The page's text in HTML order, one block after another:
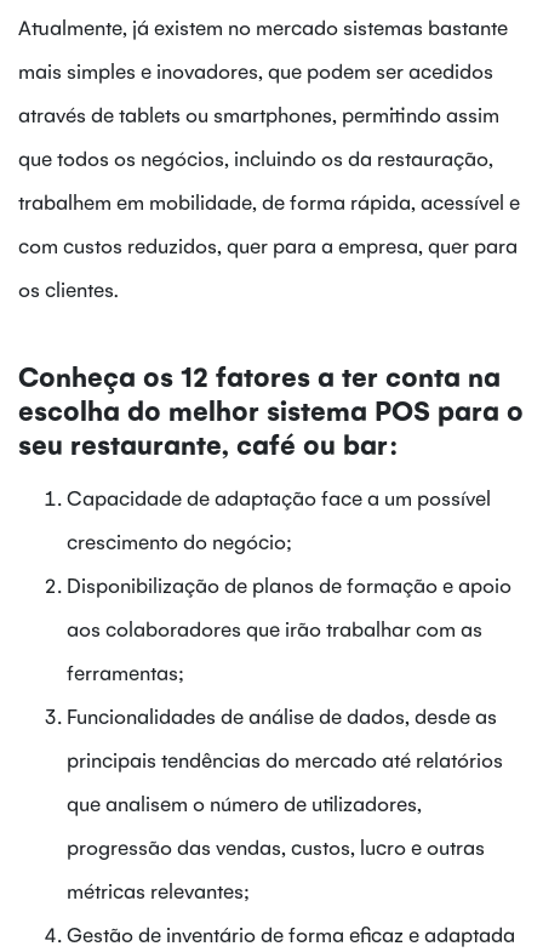
Atualmente, já existem no mercado sistemas bastante
mais simples e inovadores, que podem ser acedidos
através de tablets ou smartphones, permitindo assim
que todos os negócios, incluindo os da restauração,
trabalhem em mobilidade, de forma rápida, acessível e
com custos reduzidos, quer para a empresa, quer para
os clientes.
Conheça os 12 fatores a ter conta na
escolha do melhor sistema POS para o
seu restaurante, café ou bar:
Capacidade de adaptação face a um possível
crescimento do negócio;
Disponibilização de planos de formação e apoio
aos colaboradores que irão trabalhar com as
ferramentas;
Funcionalidades de análise de dados, desde as
principais tendências do mercado até relatórios
que analisem o número de utilizadores,
progressão das vendas, custos, lucro e outras
métricas relevantes;
Gestão de inventário de forma eficaz e adaptada